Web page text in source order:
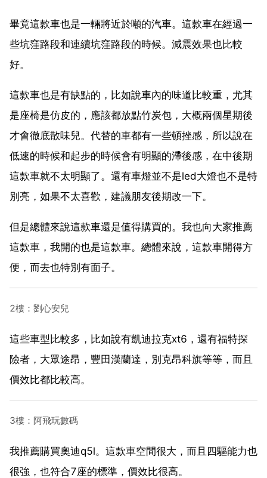
畢竟這款車也是一輛將近於噸的汽車。這款車在經過一
些坑窪路段和連續坑窪路段的時候。減震效果也比較
好。
這款車也是有缺點的，比如說車內的味道比較重，尤其
是座椅是仿皮的，應該都放點竹炭包，大概兩個星期後
才會徹底散味兒。代替的車都有一些頓挫感，所以說在
低速的時候和起步的時候會有明顯的滯後感，在中後期
這款車就不太明顯了。還有車燈並不是led大燈也不是特
別亮，如果不太喜歡，建議朋友後期改一下。
但是總體來說這款車還是值得購買的。我也向大家推薦
這款車，我開的也是這款車。總體來說，這款車開得方
便，而去也特別有面子。
2樓：劉心安兒
這些車型比較多，比如說有凱迪拉克xt6，還有福特探
險者，大眾途昂，豐田漢蘭達，別克昂科旗等等，而且
價效比都比較高。
3樓：阿飛玩數碼
我推薦購買奧迪q5l。這款車空間很大，而且四驅能力也
很強，也符合7座的標準，價效比很高。